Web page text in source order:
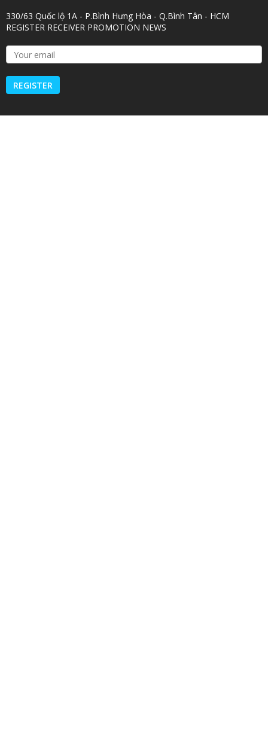
330/63 Quốc lộ 1A - P.Bình Hưng Hòa - Q.Bình Tân - HCM
REGISTER RECEIVER PROMOTION NEWS
o
u
e